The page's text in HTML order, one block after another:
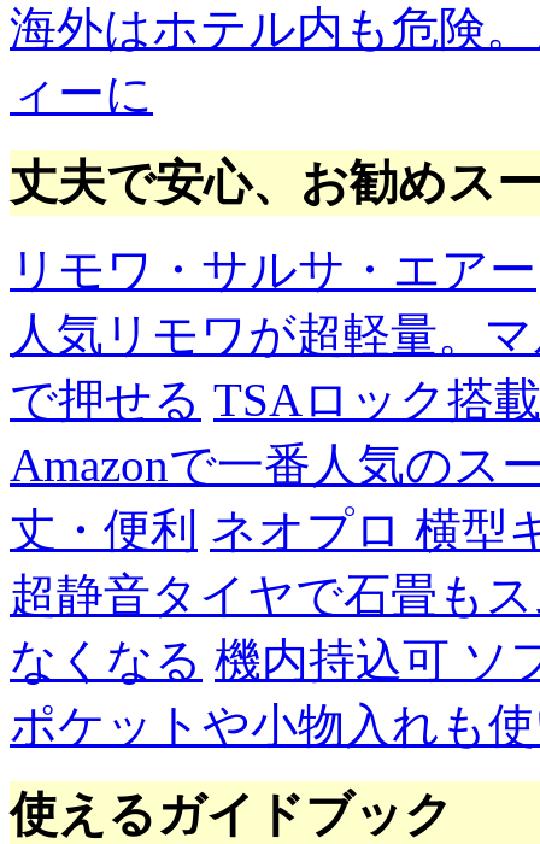
海外はホテル内も危険
ィーに
丈夫で安心、お勧めス
リモワ・サルサ・エアー
人気リモワが超軽量。
で押せる TSAロック搭
Amazonで一番人気のス
丈・便利 ネオプロ 横型
超静音タイヤで石畳も
なくなる 機内持込可 ソ
ポケットや小物入れも
使えるガイドブック